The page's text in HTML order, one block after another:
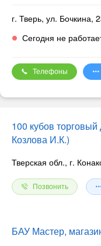
— Саморезы
— Проволока ВР-1
— Заглушки для
Наши услуги:
— Резка металла
Реклама. Erid
г. Тверь, ул. Бочкина,
Сегодня не
Телефоны
100 кубов
Козлова И.К.)
Тверская обл., г.
Позвонить
БАУ Мастер,